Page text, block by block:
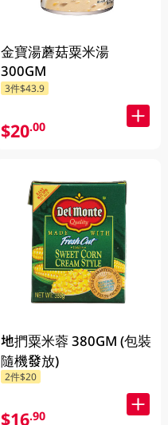
金寶湯蘑菇粟米湯
300GM
3件$43.9
$20.00
地捫粟米蓉 380GM (包裝
隨機發放)
2件$20
$16.90